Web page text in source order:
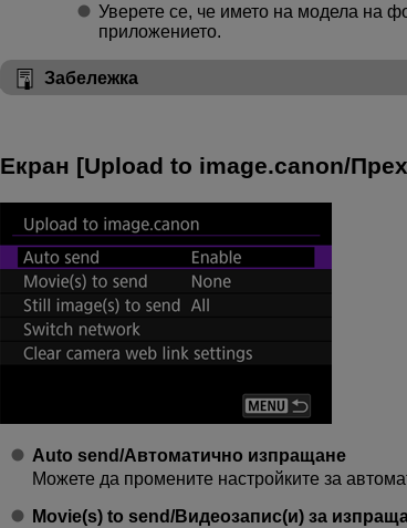
Уверете се, че името на модела на
приложението.
Забележка
Екран [Upload to image.canon/
Auto send/Автоматично изпращане
Можете да промените настройките за
Movie(s) to send/Видеозапис(и) за